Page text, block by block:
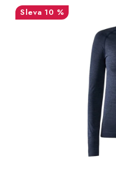
DOPLŇKY
DÁRKOVÉ POUKAZY
VELIKOSTNÍ TABULKY
10 %